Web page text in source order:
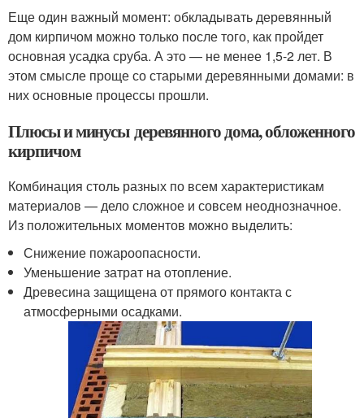
Еще один важный момент: обкладывать деревянный
дом кирпичом можно только после того, как пройдет
основная усадка сруба. А это — не менее 1,5-2 лет. В
этом смысле проще со старыми деревянными домами: в
них основные процессы прошли.
Плюсы и минусы деревянного дома, обложенного
кирпичом
Комбинация столь разных по всем характеристикам
материалов — дело сложное и совсем неоднозначное.
Из положительных моментов можно выделить:
Снижение пожароопасности.
Уменьшение затрат на отопление.
Древесина защищена от прямого контакта с
атмосферными осадками.